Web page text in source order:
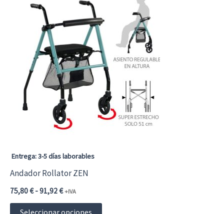
Entrega: 3-5 días laborables
Andador Rollator ZEN
75,80€ -91,92€Rango
precios:
+IVA
Este